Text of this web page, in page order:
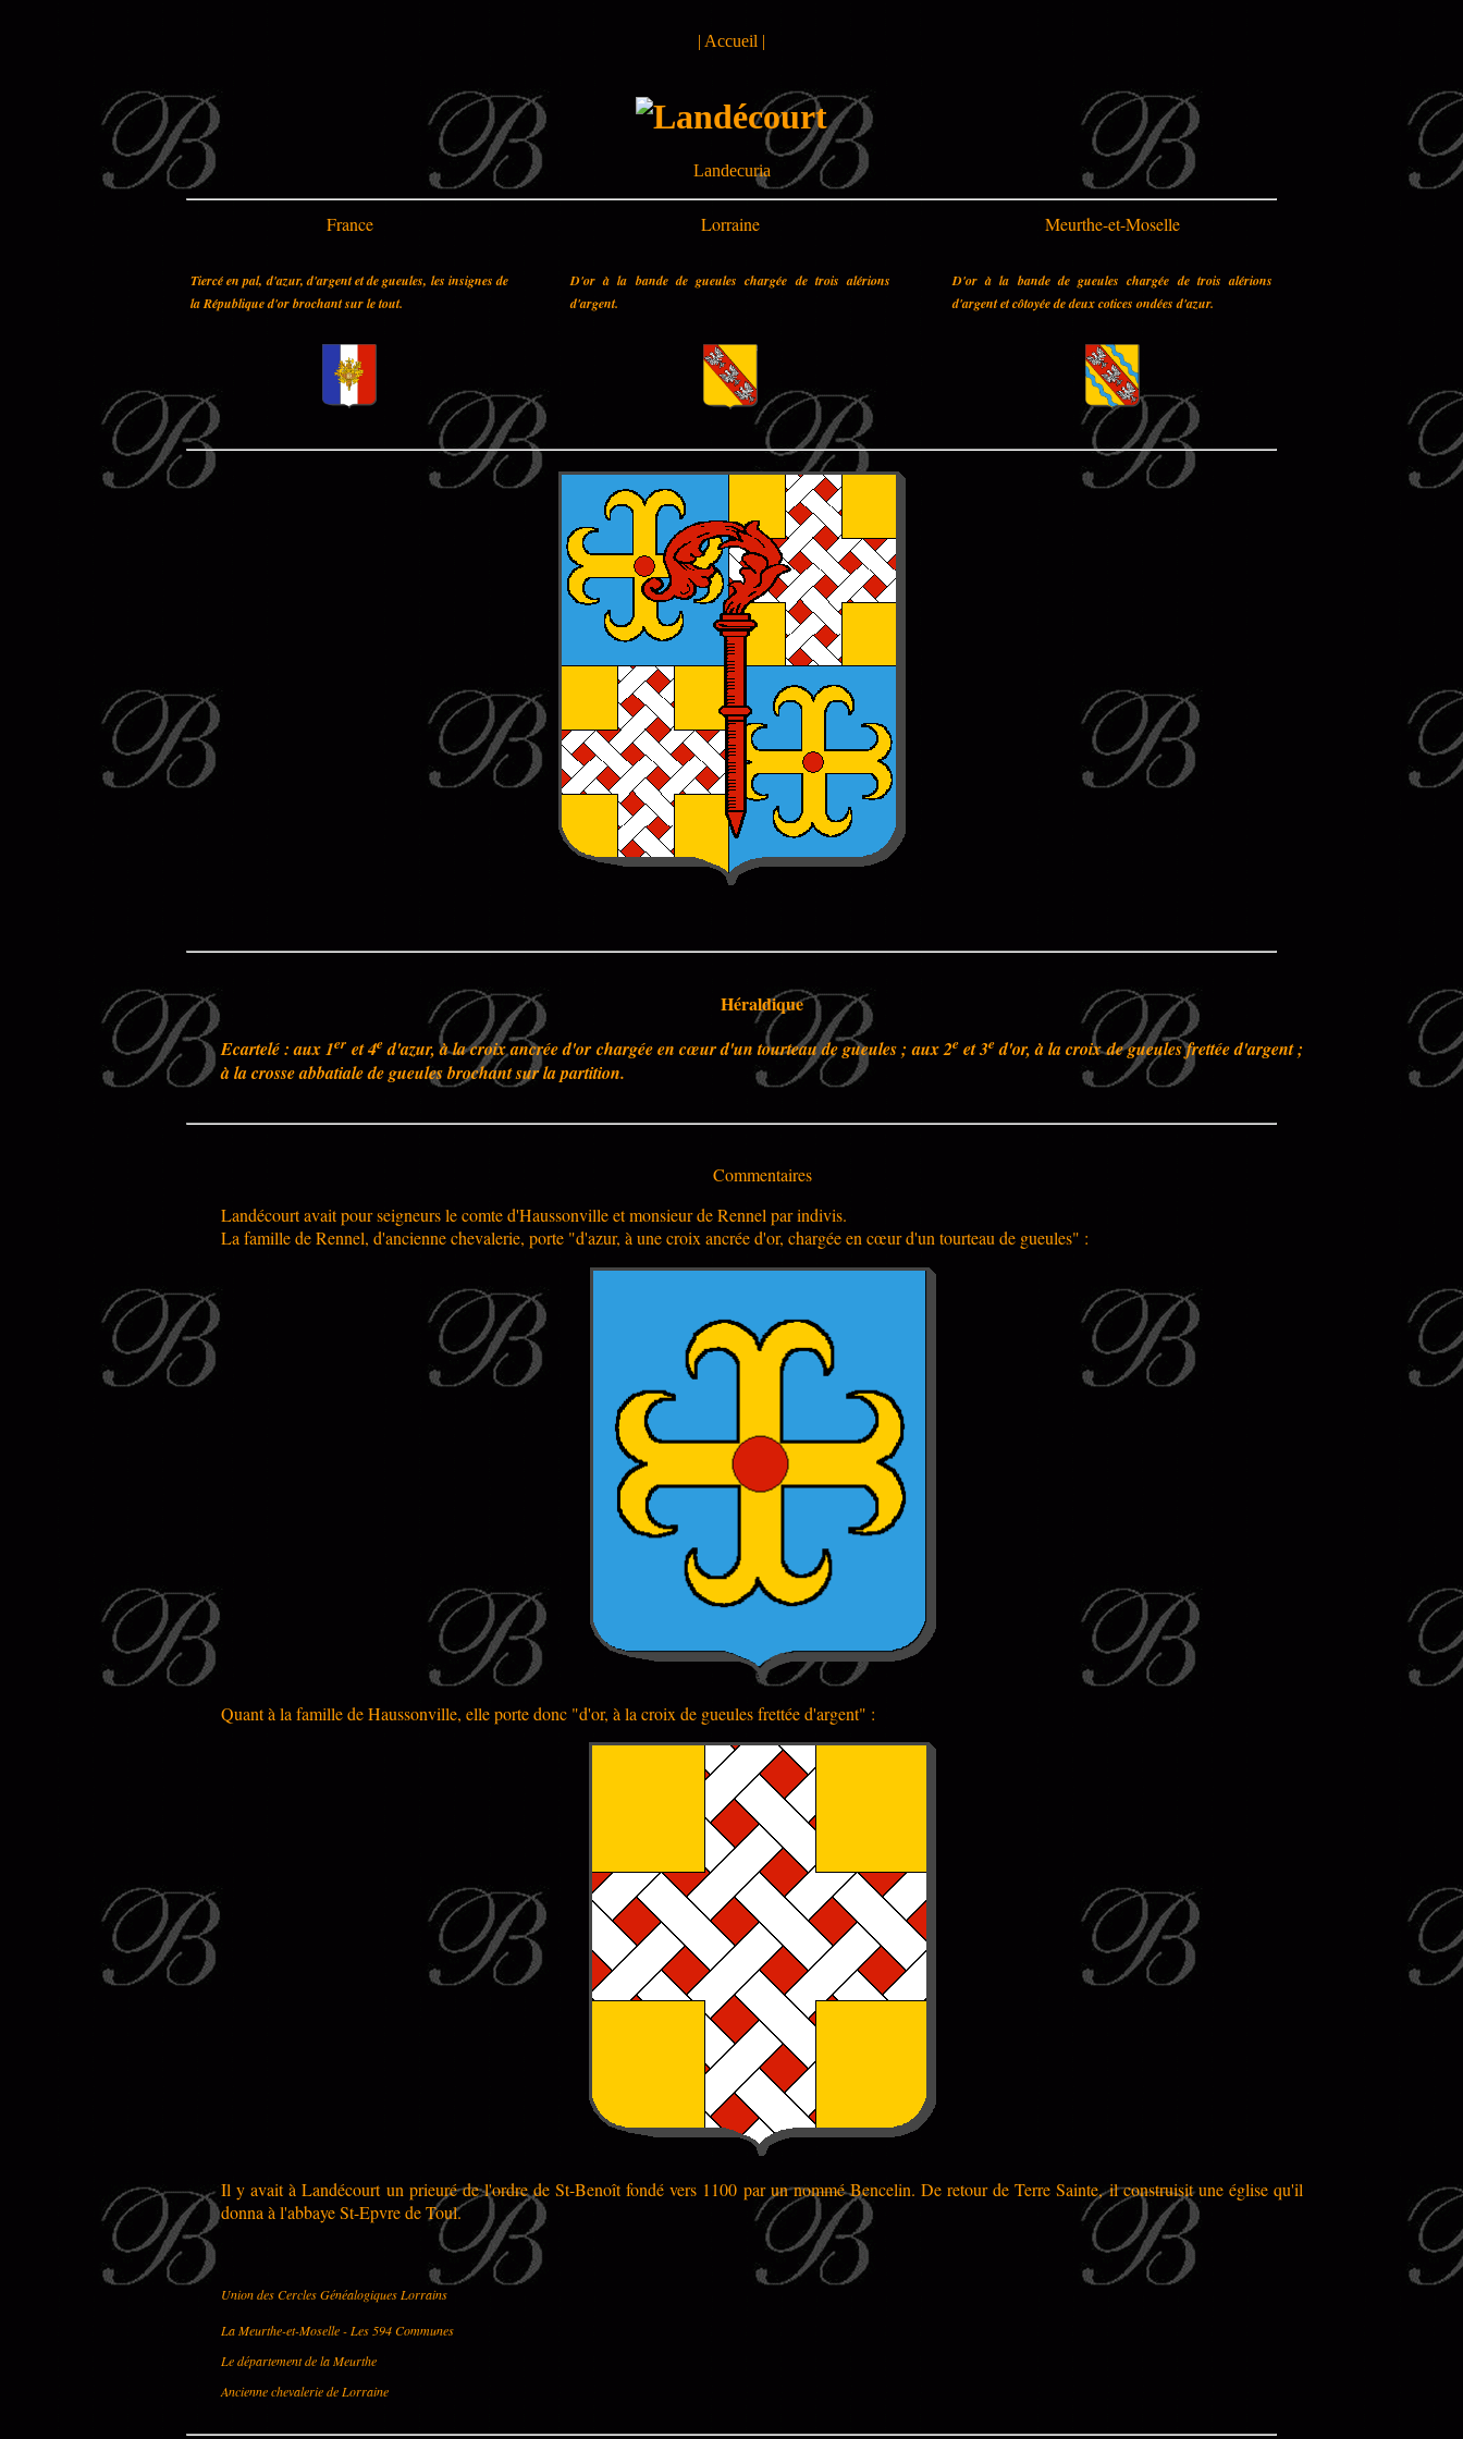
| Accueil |
Landecuria
France Lorraine Meurthe-et-Moselle
Tiercé en pal, d'azur, d'argent et de gueules, les insignes de
la République d'or brochant sur le tout.
D'or à la bande de gueules chargée de trois alérions
d'argent.
D'or à la bande de gueules chargée de trois alérions
d'argent et côtoyée de deux cotices ondées d'azur.
Héraldique
Ecartelé : aux 1er et 4ed'azur, à la croix ancrée d'or chargée en cœur d'un tourteau de gueules ; aux 2eet 3ed'or, à la croix de gueules frettée d'argent ;
à la crosse abbatiale de gueules brochant sur la partition.
Commentaires
Landécourt avait pour seigneurs le comte d'Haussonville et monsieur de Rennel par indivis.
La famille de Rennel, d'ancienne chevalerie, porte "d'azur, à une croix ancrée d'or, chargée en cœur d'un tourteau de gueules" :
Quant à la famille de Haussonville, elle porte donc "d'or, à la croix de gueules frettée d'argent" :
Il y avait à Landécourt un prieuré de l'ordre de St-Benoît fondé vers 1100 par un nommé Bencelin. De retour de Terre Sainte, il construisit une église qu'il
donna à l'abbaye St-Epvre de Toul.
Union des Cercles Généalogiques Lorrains
La Meurthe-et-Moselle - Les 594 Communes
Le département de la Meurthe
Ancienne chevalerie de Lorraine